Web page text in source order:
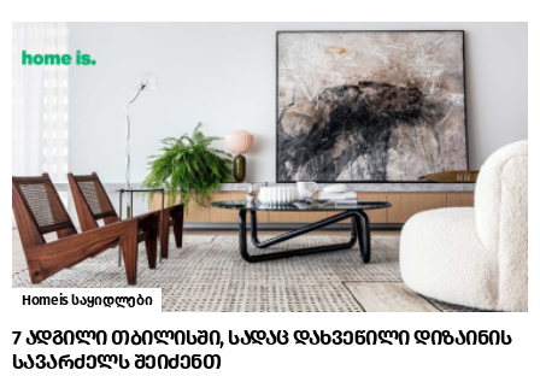
Homeis საყიდლები
7 ადგილი თბილისში, სადაც დახვეწილი დიზაინის
სავარძელს შეიძენთ